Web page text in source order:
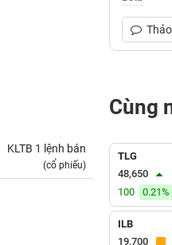
KLTB 1 lệnh bán
(cổ phiếu)
Cùng
TLG
48,650
100
0.21%
ILB
19,700